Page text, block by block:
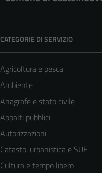
CATEGORIE DI SERVIZIO
Agricoltura e pesca
Ambiente
Anagrafe e stato civile
Appalti pubblici
Autorizzazioni
Catasto, urbanistica e SUE
Cultura e tempo libero